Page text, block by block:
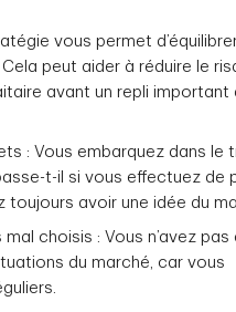
vous permet
peut aider à réduire le
avant un repli important
: Vous embarquez dans le
t-il si vous effectuez de
avoir une idée du
choisis : Vous n’avez pas
du marché, car vous